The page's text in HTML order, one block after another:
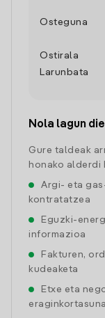
Osteguna
Ostirala
Larunbata
Nola lagun
Gure taldeak
honako alderdi
Argi- eta
kontratatzea
Eguzki-
informazioa
Fakturen,
kudeaketa
Etxe eta